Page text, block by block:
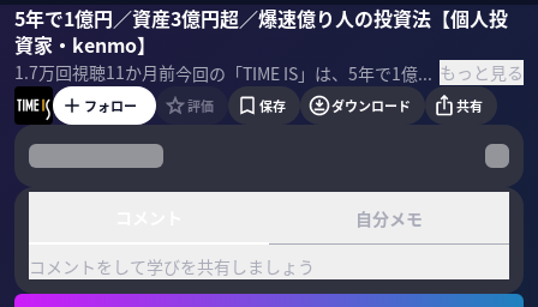
5年で1億円／資産3億円超／爆速億り人の投資法【個人投
資家・kenmo】
1.7万回視聴11か月前 今回の「TIME IS」は、5年で1億円達成、現在の資産3億円超の個人投資家・kennmo氏に4つの投資法を聞く。後編ででは決算モメンタム投資と中期投資投資の手法を解説。投資で稼げる人の特徴やおすすめ投資本も紹介。 ＜出演者＞ kenmo｜個人投資家 ＜参考書籍＞ kenmo『5年で1億貯める株式投資 給料に手をつけず爆速でお金を増やす4つの投資法』（ダイヤモンド社） もっと見る
kenmo
フォロー 評価 保存 ダウンロード 共有
自分メモ
コメントをして学びを共有しましょう